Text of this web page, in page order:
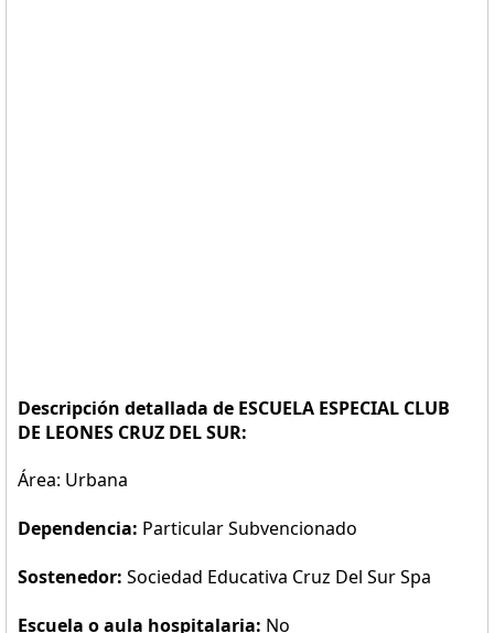
Descripción detallada de ESCUELA ESPECIAL CLUB
DE LEONES CRUZ DEL SUR:
Área: Urbana
Dependencia: Particular Subvencionado
Sostenedor: Sociedad Educativa Cruz Del Sur Spa
Escuela o aula hospitalaria: No